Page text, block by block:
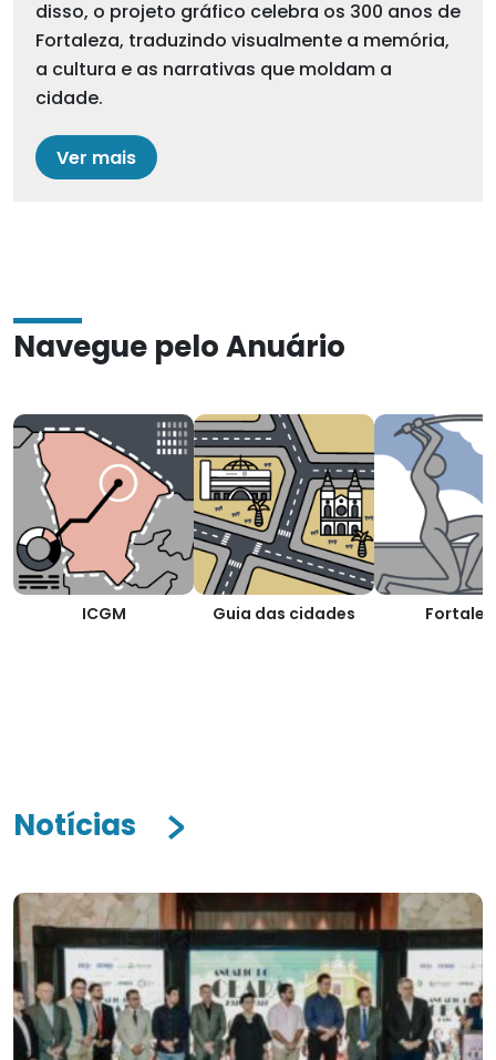
disso, o projeto gráfico celebra os 300 anos de
Fortaleza, traduzindo visualmente a memória,
a cultura e as narrativas que moldam a
cidade.
Ver mais
Navegue pelo Anuário
ICGM Guia das cidades
Notícias